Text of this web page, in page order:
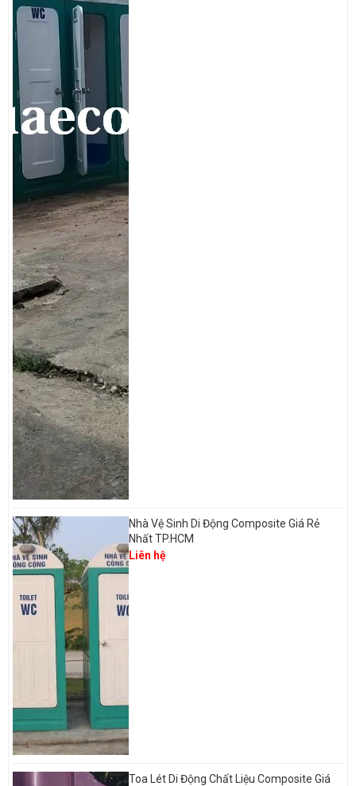
Nhà Vệ Sinh Di Động Composite Giá Rẻ
Nhất TP.HCM
Liên hệ
Toa Lét Di Động Chất Liệu Composite Giá